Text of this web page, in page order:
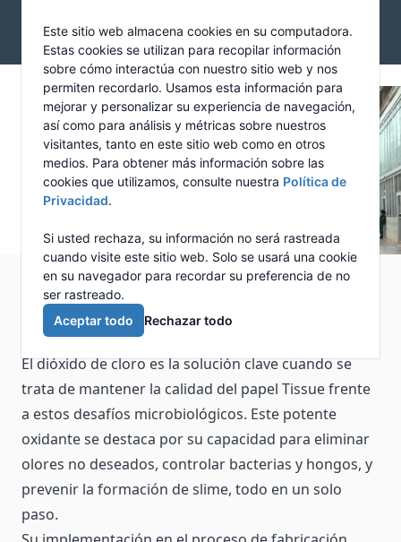
Este sitio web almacena cookies en su computadora.
Estas cookies se utilizan para recopilar información
sobre cómo interactúa con nuestro sitio web y nos
permiten recordarlo. Usamos esta información para
mejorar y personalizar su experiencia de navegación,
así como para análisis y métricas sobre nuestros
visitantes, tanto en este sitio web como en otros
medios. Para obtener más información sobre las
cookies que utilizamos, consulte nuestra Política de
Privacidad.
Si usted rechaza, su información no será rastreada
cuando visite este sitio web. Solo se usará una cookie
en su navegador para recordar su preferencia de no
ser rastreado.
Aceptar todo
Rechazar todo
Newcalgon
Open
Dióxido de cloro
Video caso de éxito
No es ningún secreto que la calidad del papel Tissue
puede verse seriamente comprometida por el
control microbiológico ineficiente.
El dióxido de cloro es la solución clave cuando se
trata de mantener la calidad del papel Tissue frente
a estos desafíos microbiológicos. Este potente
oxidante se destaca por su capacidad para eliminar
olores no deseados, controlar bacterias y hongos, y
prevenir la formación de slime, todo en un solo
paso.